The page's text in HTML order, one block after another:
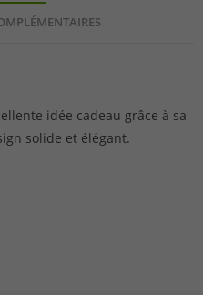
idée cadeau grâce à sa
solide et élégant.